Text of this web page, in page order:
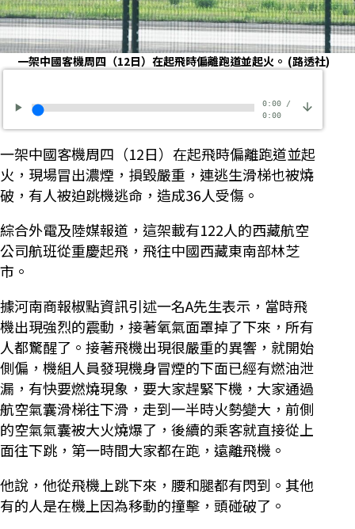
一架中國客機周四（12日）在起飛時偏離跑道並起火。 (路透社)
0:00/
0:00
一架中國客機周四（12日）在起飛時偏離跑道並起
火，現場冒出濃煙，損毀嚴重，連逃生滑梯也被燒
破，有人被迫跳機逃命，造成36人受傷。
綜合外電及陸媒報道，這架載有122人的西藏航空
公司航班從重慶起飛，飛往中國西藏東南部林芝
市。
據河南商報椒點資訊引述一名A先生表示，當時飛
機出現強烈的震動，接著氧氣面罩掉了下來，所有
人都驚醒了。接著飛機出現很嚴重的異響，就開始
側偏，機組人員發現機身冒煙的下面已經有燃油泄
漏，有快要燃燒現象，要大家趕緊下機，大家通過
航空氣囊滑梯往下滑，走到一半時火勢變大，前側
的空氣氣囊被大火燒爆了，後續的乘客就直接從上
面往下跳，第一時間大家都在跑，遠離飛機。
他說，他從飛機上跳下來，腰和腿都有閃到。其他
有的人是在機上因為移動的撞擊，頭碰破了。